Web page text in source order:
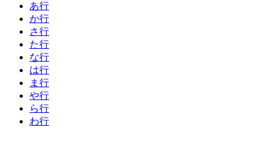
あ行
か行
さ行
た行
な行
は行
ま行
や行
ら行
わ行